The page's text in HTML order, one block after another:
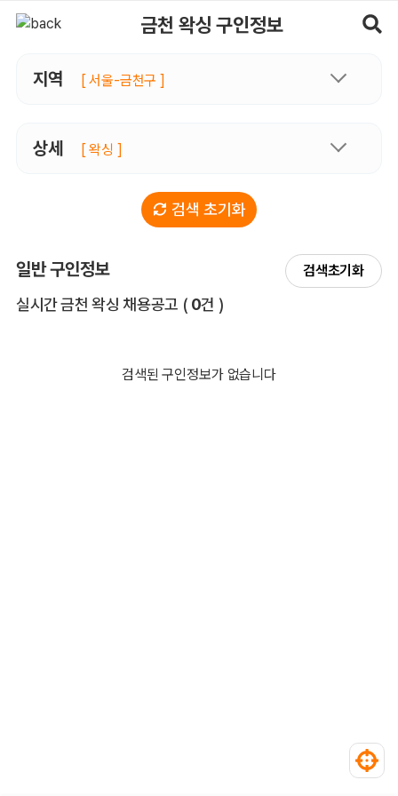
금천 왁싱 구인정보
지역 [ 서울-금천구 ]
상세 [ 왁싱 ]
검색 초기화
일반 구인정보 검색초기화
실시간 금천 왁싱 채용공고 전체 목록
( 0건 )
검색된 구인정보가 없습니다